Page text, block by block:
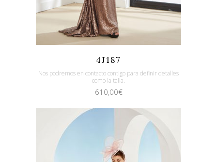
4J187
Nos podremos en contacto contigo para definir detalles
como la talla.
610,00€